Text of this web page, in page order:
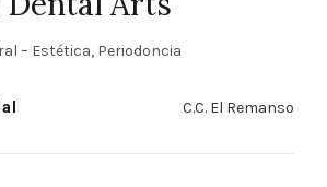
– Estética, Periodoncia
C.C. El Remanso